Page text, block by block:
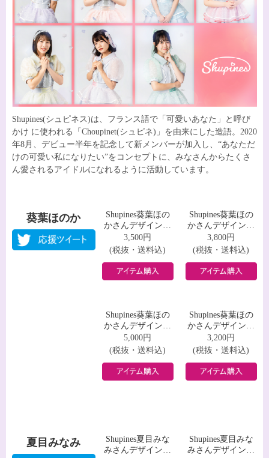
Shupines(シュピネス)は、フランス語で「可愛いあなた」と呼び
かけ に使われる「Choupinet(シュピネ)」を由来にした造語。2020
年8月、デビュー半年を記念して新メンバーが加入し、“あなただ
けの可愛い私になりたい”をコンセプトに、みなさんからたくさ
ん愛されるアイドルになれるように活動しています。